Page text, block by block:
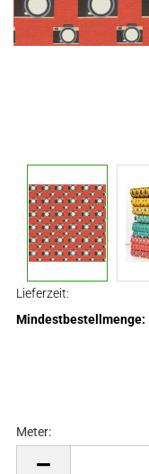
Lieferzeit:
Mindestbestellmenge:
Meter: